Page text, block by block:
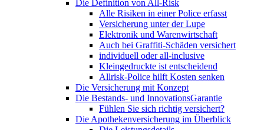
Die Definition von All-Risk
Alle Risiken in einer Police erfasst
Versicherung unter der Lupe
Elektronik und Warenwirtschaft
Auch bei Graffiti-Schäden versichert
individuell oder all-inclusive
Kleingedruckte ist entscheidend
Allrisk-Police hilft Kosten senken
Die Versicherung mit Konzept
Die Bestands- und InnovationsGarantie
Fühlen Sie sich richtig versichert?
Die Apothekenversicherung im Überblick